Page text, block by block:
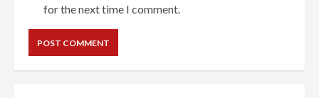
for the next time I comment.